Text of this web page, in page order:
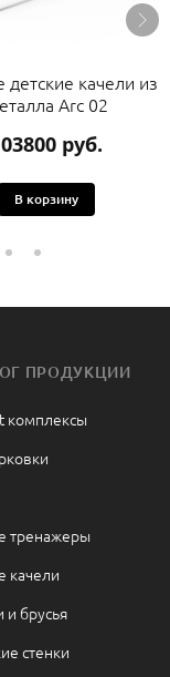
детские качели из
Arc 02
руб.
В корзину
ПРОДУКЦИИ
комплексы
тренажеры
качели
и брусья
стенки